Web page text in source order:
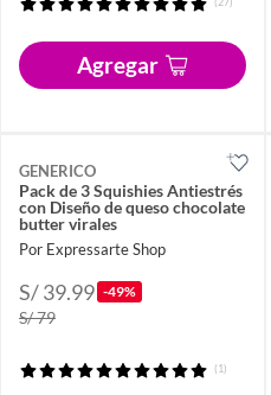
Agregar
GENERICO
Pack de 3 Squishies Antiestrés
con Diseño de queso chocolate
butter virales
Por Expressarte Shop
S/ 39.99 -49%
S/ 79
(1)